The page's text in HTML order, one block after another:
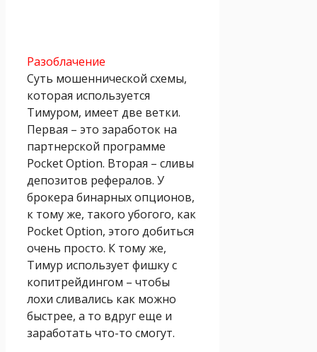
Разоблачение
Суть мошеннической схемы,
которая используется
Тимуром, имеет две ветки.
Первая – это заработок на
партнерской программе
Pocket Option. Вторая – сливы
депозитов рефералов. У
брокера бинарных опционов,
к тому же, такого убогого, как
Pocket Option, этого добиться
очень просто. К тому же,
Тимур использует фишку с
копитрейдингом – чтобы
лохи сливались как можно
быстрее, а то вдруг еще и
заработать что-то смогут.